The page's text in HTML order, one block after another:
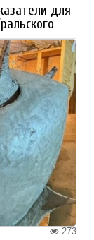
для
273